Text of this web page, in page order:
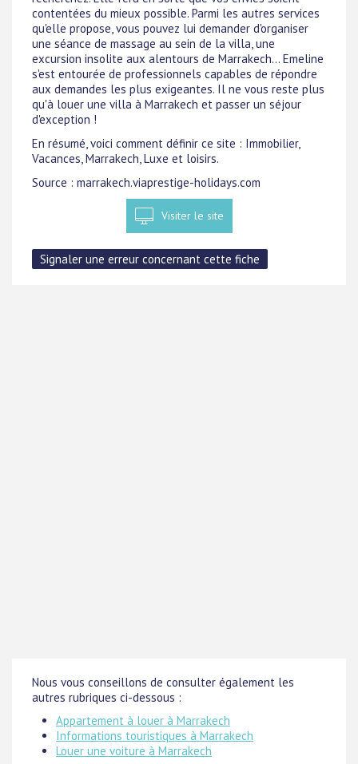
contentées du mieux possible. Parmi les autres services
qu'elle propose, vous pouvez lui demander d'organiser
une séance de massage au sein de la villa, une
excursion insolite aux alentours de Marrakech... Emeline
s'est entourée de professionnels capables de répondre
aux demandes les plus exigeantes. Il ne vous reste plus
qu'à louer une villa à Marrakech et passer un séjour
d'exception !
En résumé, voici comment définir ce site : Immobilier,
Vacances, Marrakech, Luxe et loisirs.
Source : marrakech.viaprestige-holidays.com
Visiter le site
Nous vous conseillons de consulter également les
autres rubriques ci-dessous :
Appartement à louer à Marrakech
Informations touristiques à Marrakech
Louer une voiture à Marrakech